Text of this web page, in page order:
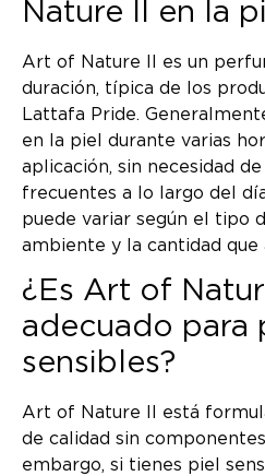
Nature II en la
Art of Nature II es un
duración, típica de los
Lattafa Pride.
en la piel durante varias
aplicación, sin necesidad
frecuentes a lo largo del
puede variar según el tipo
ambiente y la cantidad que
¿Es Art of
adecuado para
sensibles?
Art of Nature II está
de calidad sin
embargo, si tienes piel